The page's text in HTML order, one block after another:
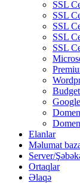
SSL
SSL
SSL
SSL
SSL
Elanlar
Məlumat
Server/
Ortaqlar
Əlaqə